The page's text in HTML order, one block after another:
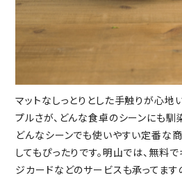
マットなしっとりとした手触りが心地
プルさが、どんな食卓のシーンにも馴
どんなシーンでも使いやすい定番な
してもぴったりです。明山では、無料で
ジカードなどのサービスも承ってます